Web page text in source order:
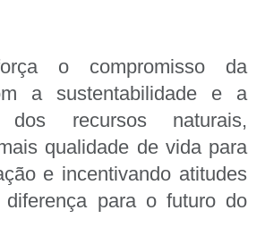
o compromisso da
a sustentabilidade e a
dos recursos naturais,
qualidade de vida para
e incentivando atitudes
para o futuro do